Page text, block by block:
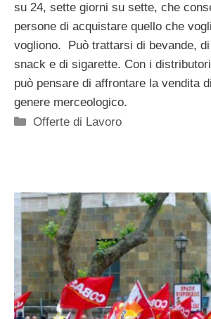
su 24, sette giorni su sette, che
persone di acquistare quello che
vogliono. Può trattarsi di bevande,
snack e di sigarette. Con i
può pensare di affrontare la vendita
genere merceologico.
Categorie
Offerte di Lavoro